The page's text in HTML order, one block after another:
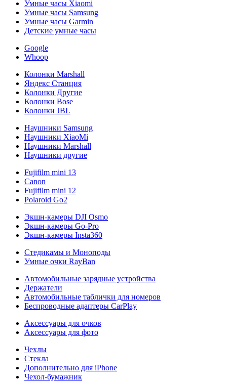
Умные часы Xiaomi
Умные часы Samsung
Умные часы Garmin
Детские умные часы
Google
Whoop
Колонки Marshall
Яндекс Станция
Колонки Другие
Колонки Bose
Колонки JBL
Наушники Samsung
Наушники XiaoMi
Наушники Marshall
Наушники другие
Fujifilm mini 13
Canon
Fujifilm mini 12
Polaroid Go2
Экшн-камеры DJI Osmo
Экшн-камеры Go-Pro
Экшн-камеры Insta360
Стедикамы и Моноподы
Умные очки RayBan
Автомобильные зарядные устройства
Держатели
Автомобильные таблички для номеров
Беспроводные адаптеры CarPlay
Аксессуары для очков
Аксессуары для фото
Чехлы
Стекла
Дополнительно для iPhone
Чехол-бумажник